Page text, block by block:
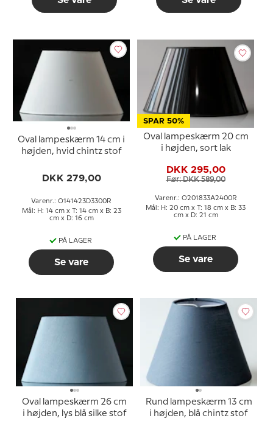
Oval lampeskærm 14 cm i
højden, hvid chintz stof
DKK 279,00
Varenr.: O141423D3300R
Mål: H: 14 cm x T: 14 cm x B: 23
cm x D: 16 cm
PÅ LAGER
Se vare
SPAR 50%
Oval lampeskærm 20 cm
i højden, sort lak
DKK 295,00
Før: DKK 589,00
Varenr.: O201833A2400R
Mål: H: 20 cm x T: 18 cm x B: 33
cm x D: 21 cm
PÅ LAGER
Se vare
Oval lampeskærm 26 cm
i højden, lys blå silke stof
Rund lampeskærm 13 cm
i højden, blå chintz stof